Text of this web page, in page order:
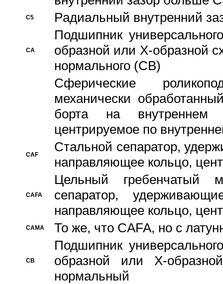
C5 Pадиальный внутренний
CA
Подшипник
образной или Х-образной
нормального (CB)
Сферические
механически
борта на внутреннем
центрируемое по
CAF
Стальной сепаратор,
направляющее кольцо,
CAFA
Цельный гребенчатый
сепаратор,
направляющее кольцо,
CAMA То же, что CAFA, но с
CB
Подшипник
образной или Х-
нормальный